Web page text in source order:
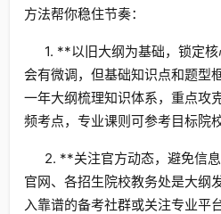
方法帮你稳住节奏：
1. **以旧大纲为基础，锁定
会有微调，但基础知识点和题型
一年大纲梳理知识体系，重点攻
频考点，专业课则可参考目标院
2. **关注官方动态，避免信
官网、各招生院校教务处是大纲
入靠谱的备考社群或关注专业平